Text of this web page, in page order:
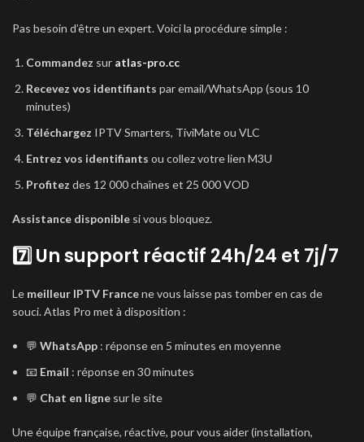
Pas besoin d’être un expert. Voici la procédure simple :
Commandez sur atlas-pro.cc
Recevez vos identifiants par email/WhatsApp (sous 10
minutes)
Téléchargez IPTV Smarters, TiviMate ou VLC
Entrez vos identifiants ou collez votre lien M3U
Profitez des 12 000 chaînes et 25 000 VOD
Assistance disponible si vous bloquez.
7️⃣ Un support réactif 24h/24 et 7j/7
Le meilleur IPTV Francene vous laisse pas tomber en cas de
souci. Atlas Pro met à disposition :
💬 WhatsApp : réponse en 5 minutes en moyenne
📧 Email : réponse en 30 minutes
💬 Chat en ligne sur le site
Une équipe française, réactive, pour vous aider (installation,